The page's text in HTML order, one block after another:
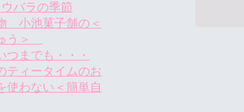
バラの季節
小池菓子舗の＜
う＞
つまでも・・・
ティータイムのお
使わない＜簡単自